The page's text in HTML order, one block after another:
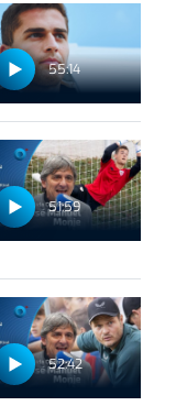
55:14
51:59
52:42